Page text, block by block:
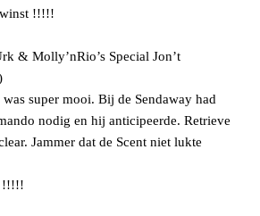
!!!!!
& Molly’nRio’s Special Jon’t
super mooi. Bij de Sendaway had
nodig en hij anticipeerde. Retrieve
Jammer dat de Scent niet lukte
!!!!!